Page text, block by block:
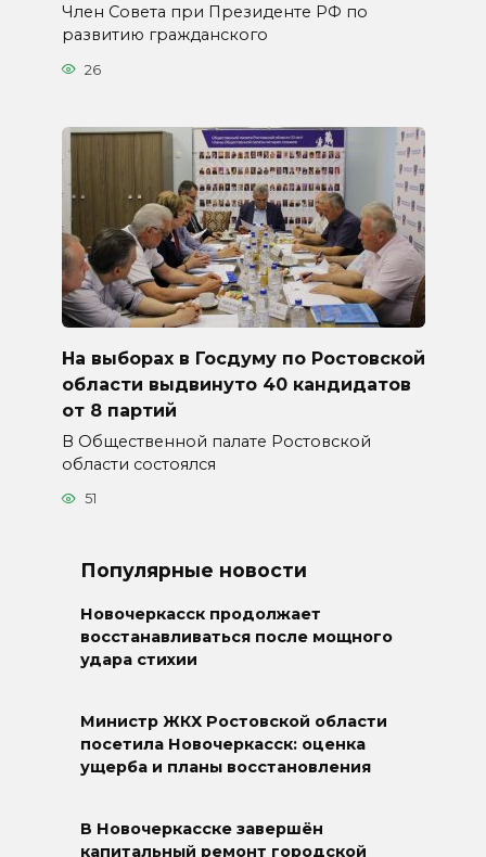
Член Совета при Президенте РФ по
развитию гражданского
26
На выборах в Госдуму по Ростовской
области выдвинуто 40 кандидатов
от 8 партий
В Общественной палате Ростовской
области состоялся
51
Популярные новости
Новочеркасск продолжает
восстанавливаться после мощного
удара стихии
Министр ЖКХ Ростовской области
посетила Новочеркасск: оценка
ущерба и планы восстановления
В Новочеркасске завершён
капитальный ремонт городской